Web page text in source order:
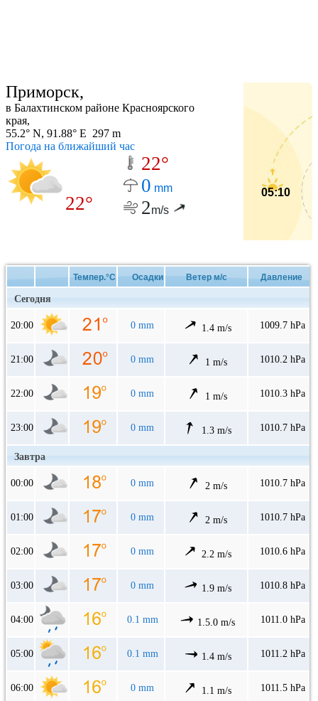
Приморск,
в Балахтинском районе Красноярского
края,
55.2° N, 91.88° E 297 m
Погода на ближайший час
22°
22°
0 mm
2m/s
05:10
Темпер.°C Осадки Ветер м/с Давление
Сегодня
20:00 0 mm 1.4 m/s 1009.7 hPa
21:00 0 mm 1 m/s 1010.2 hPa
22:00 0 mm 1 m/s 1010.3 hPa
23:00 0 mm 1.3 m/s 1010.7 hPa
Завтра
00:00 0 mm 2 m/s 1010.7 hPa
01:00 0 mm 2 m/s 1010.7 hPa
02:00 0 mm 2.2 m/s 1010.6 hPa
03:00 0 mm 1.9 m/s 1010.8 hPa
04:00 0.1 mm 1.5.0 m/s 1011.0 hPa
05:00 0.1 mm 1.4 m/s 1011.2 hPa
06:00 0 mm 1.1 m/s 1011.5 hPa